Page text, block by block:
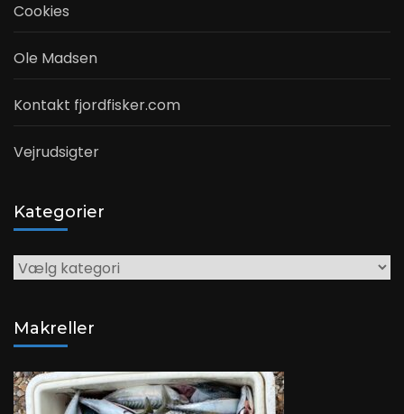
Cookies
Ole Madsen
Kontakt fjordfisker.com
Vejrudsigter
Kategorier
Kategorier
Makreller